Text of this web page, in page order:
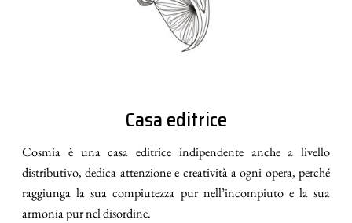
Casa editrice
Cosmia è una casa editrice indipendente anche a livello
distributivo, dedica attenzione e creatività a ogni opera, perché
raggiunga la sua compiutezza pur nell’incompiuto e la sua
armonia pur nel disordine.